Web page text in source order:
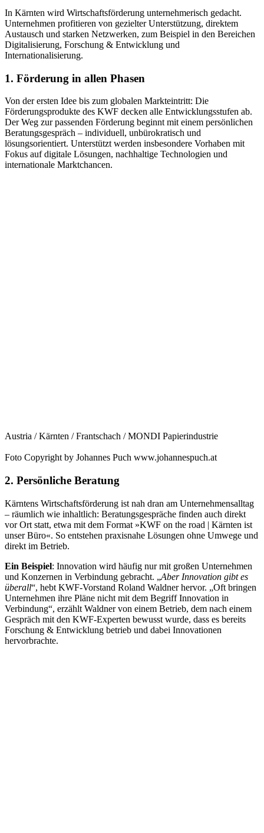
In Kärnten wird Wirtschaftsförderung unternehmerisch gedacht.
Unternehmen profitieren von gezielter Unterstützung, direktem
Austausch und starken Netzwerken, zum Beispiel in den Bereichen
Digitalisierung, Forschung & Entwicklung und
Internationalisierung.
1. Förderung in allen Phasen
Von der ersten Idee bis zum globalen Markteintritt: Die
Förderungsprodukte des KWF decken alle Entwicklungsstufen ab.
Der Weg zur passenden Förderung beginnt mit einem persönlichen
Beratungsgespräch – individuell, unbürokratisch und
lösungsorientiert. Unterstützt werden insbesondere Vorhaben mit
Fokus auf digitale Lösungen, nachhaltige Technologien und
internationale Marktchancen.
Austria / Kärnten / Frantschach / MONDI Papierindustrie
Foto Copyright by Johannes Puch www.johannespuch.at
2. Persönliche Beratung
Kärntens Wirtschaftsförderung ist nah dran am Unternehmensalltag
– räumlich wie inhaltlich: Beratungsgespräche finden auch direkt
vor Ort statt, etwa mit dem Format »KWF on the road | Kärnten ist
unser Büro«. So entstehen praxisnahe Lösungen ohne Umwege und
direkt im Betrieb.
Ein Beispiel: Innovation wird häufig nur mit großen Unternehmen
und Konzernen in Verbindung gebracht. „Aber Innovation gibt es
überall“, hebt KWF-Vorstand Roland Waldner hervor. „Oft bringen
Unternehmen ihre Pläne nicht mit dem Begriff Innovation in
Verbindung“, erzählt Waldner von einem Betrieb, dem nach einem
Gespräch mit den KWF-Experten bewusst wurde, dass es bereits
Forschung & Entwicklung betrieb und dabei Innovationen
hervorbrachte.